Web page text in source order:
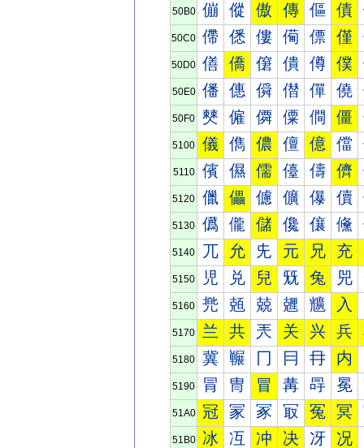
50B0 傰 傱 傲 傳 傴 債
50C0 僀 僁 僂 僃 僄 僅
50D0 僐 僑 僒 僓 僔 僕
50E0 僠 僡 僢 僣 僤 僥
50F0 僰 僱 僲 僳 僴 僵
5100 儀 儁 儂 儃 億 儅
5110 儐 儑 儒 儓 儔 儕
5120 儠 儡 儢 儣 儤 儥
5130 儰 儱 儲 儳 儴 儵
5140 兀 允 兂 元 兄 充
5150 児 兑 兒 兓 兔 兕
5160 兠 兡 兢 兣 兤 入
5170 兰 共 兲 关 兴 兵
5180 冀 冁 冂 冃 冄 内
5190 冐 冑 冒 冓 冔 冕
51A0 冠 冡 冢 冣 冤 冥
51B0 冰 冱 冲 决 冴 况